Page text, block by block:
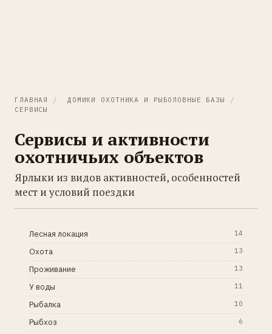
ГЛАВНАЯ / ДОМИКИ ОХОТНИКА И РЫБОЛОВНЫЕ БАЗЫ
/
СЕРВИСЫ
Сервисы и активности
охотничьих объектов
Ярлыки из видов активностей, особенностей
мест и условий поездки
Лесная локация 14
Охота 13
Проживание 13
У воды 11
Рыбалка 10
Рыбхоз 6